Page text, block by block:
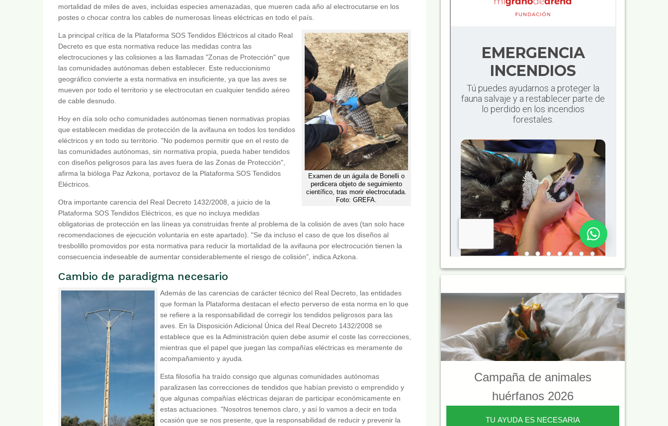
mortalidad de miles de aves, incluidas especies amenazadas, que mueren cada año al electrocutarse en los
postes o chocar contra los cables de numerosas líneas eléctricas en todo el país.
Examen de un águila de Bonelli o
perdicera objeto de seguimiento
científico, tras morir electrocutada.
Foto: GREFA.
La principal crítica de la Plataforma SOS Tendidos Eléctricos al citado Real
Decreto es que esta normativa reduce las medidas contra las
electrocuciones y las colisiones a las llamadas "Zonas de Protección" que
las comunidades autónomas deben establecer. Este reduccionismo
geográfico convierte a esta normativa en insuficiente, ya que las aves se
mueven por todo el territorio y se electrocutan en cualquier tendido aéreo
de cable desnudo.
Hoy en día solo ocho comunidades autónomas tienen normativas propias
que establecen medidas de protección de la avifauna en todos los tendidos
eléctricos y en todo su territorio. "No podemos permitir que en el resto de
las comunidades autónomas, sin normativa propia, pueda haber tendidos
con diseños peligrosos para las aves fuera de las Zonas de Protección",
afirma la bióloga Paz Azkona, portavoz de la Plataforma SOS Tendidos
Eléctricos.
Otra importante carencia del Real Decreto 1432/2008, a juicio de la
Plataforma SOS Tendidos Eléctricos, es que no incluya medidas
obligatorias de protección en las líneas ya construidas frente al problema de la colisión de aves (tan solo hace
recomendaciones de ejecución voluntaria en este apartado). "Se da incluso el caso de que los diseños al
tresbolillo promovidos por esta normativa para reducir la mortalidad de la avifauna por electrocución tienen la
consecuencia indeseable de aumentar considerablemente el riesgo de colisión", indica Azkona.
Cambio de paradigma necesario
Además de las carencias de carácter técnico del Real Decreto, las entidades
que forman la Plataforma destacan el efecto perverso de esta norma en lo que
se refiere a la responsabilidad de corregir los tendidos peligrosos para las
aves. En la Disposición Adicional Única del Real Decreto 1432/2008 se
establece que es la Administración quien debe asumir el coste las correcciones,
mientras que el papel que juegan las compañías eléctricas es meramente de
acompañamiento y ayuda.
Esta filosofía ha traído consigo que algunas comunidades autónomas
paralizasen las correcciones de tendidos que habían previsto o emprendido y
que algunas compañías eléctricas dejaran de participar económicamente en
estas actuaciones. "Nosotros tenemos claro, y así lo vamos a decir en toda
ocasión que se nos presente, que la responsabilidad de reducir y prevenir la
Campaña de animales
huérfanos 2026
TU AYUDA ES NECESARIA